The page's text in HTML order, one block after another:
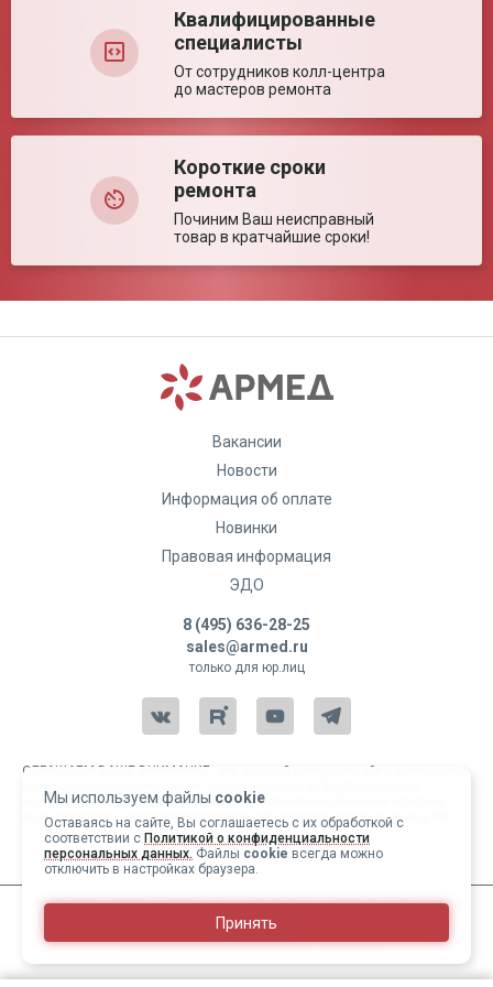
Квалифицированные
специалисты
От сотрудников колл-центра
до мастеров ремонта
Короткие сроки
ремонта
Починим Ваш неисправный
товар в кратчайшие сроки!
1
Мы используем файлы cookie
Оставаясь на сайте, Вы соглашаетесь с их обработкой с
соответствии с Политикой о конфиденциальности
персональных данных. Файлы cookie всегда можно
отключить в настройках браузера.
Принять
Вакансии
Новости
Информация об оплате
Новинки
Правовая информация
ЭДО
8 (495) 636-28-25
sales@armed.ru
только для юр.лиц
ОБРАЩАЕМ ВАШЕ ВНИМАНИЕ, что данный интернет-сайт и материалы,
характер и ни при каких условиях не являются публичной офертой,
определяемой положениями статьи 437 Гражданского кодекса РФ.
Copyright 2004-2026 © Армед
ИМЕЮТСЯ ПРОТИВОПОКАЗАНИЯ, ПЕРЕД ИСПОЛЬЗОВАНИЕМ
НЕОБХОДИМО ОЗНАКОМИТЬСЯ С ИНСТРУКЦИЕЙ И
ПРОКОНСУЛЬТИРОВАТЬСЯ С ВРАЧОМ